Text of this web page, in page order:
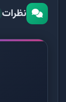
نظرات